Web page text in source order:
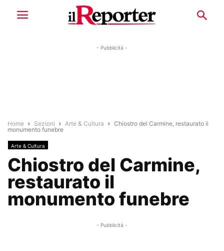
- Pubblicità -
Home Sezioni Arte & Cultura
Chiostro del Carmine, restaurato il
monumento funebre
Arte & Cultura
Chiostro del Carmine,
restaurato il
monumento funebre
- Pubblicità -